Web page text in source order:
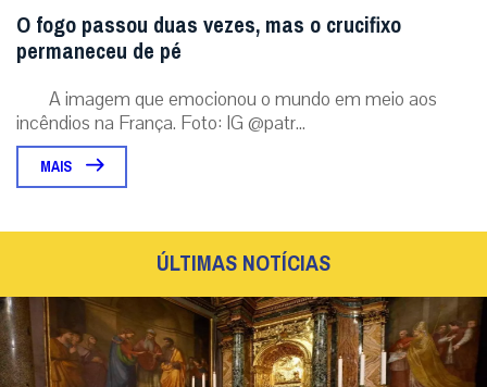
O fogo passou duas vezes, mas o crucifixo
permaneceu de pé
A imagem que emocionou o mundo em meio aos
incêndios na França. Foto: IG @patr...
MAIS
ÚLTIMAS NOTÍCIAS